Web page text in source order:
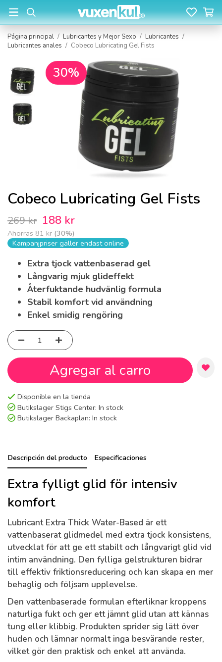
Página principal / Lubricantes y Mejor Sexo / Lubricantes /
Lubricantes anales / Cobeco Lubricating Gel Fists
30%
Cobeco Lubricating Gel Fists
269 kr 188 kr
Ahorras 81 kr (30%)
Kampanjpriser gäller endast online
Extra tjock vattenbaserad gel
Långvarig mjuk glideffekt
Återfuktande hudvänlig formula
Stabil komfort vid användning
Enkel smidig rengöring
Agregar al carro
Disponible en la tienda
Butikslager Stigs Center: In stock
Butikslager Backaplan: In stock
Descripción del producto Especificaciones
Extra fylligt glid för intensiv
komfort
Lubricant Extra Thick Water-Based är ett
vattenbaserat glidmedel med extra tjock konsistens,
utvecklat för att ge ett stabilt och långvarigt glid vid
intim användning. Den fylliga gelstrukturen bidrar
till effektiv friktionsreducering och kan skapa en mer
behaglig och följsam upplevelse.
Den vattenbaserade formulan efterliknar kroppens
naturliga fukt och ger ett jämnt glid utan att kännas
tung eller klibbig. Produkten sprider sig lätt över
huden och lämnar normalt inga besvärande rester,
vilket gör den praktisk och enkel att använda.